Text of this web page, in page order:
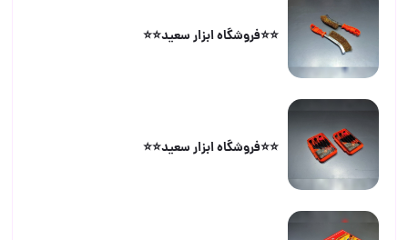
⭐️⭐️فروشگاه ابزار سعید⭐️⭐️
⭐️⭐️فروشگاه ابزار سعید⭐️⭐️